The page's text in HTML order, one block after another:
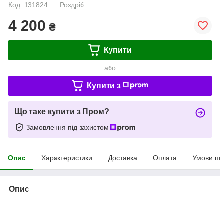
Код: 131824
Роздріб
4 200 ₴
Купити
або
Купити з
Що таке купити з Пром?
Замовлення під захистом
Опис Характеристики Доставка Оплата Умови
Опис